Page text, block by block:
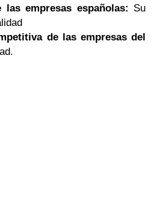
empresas españolas: Su
de las empresas del